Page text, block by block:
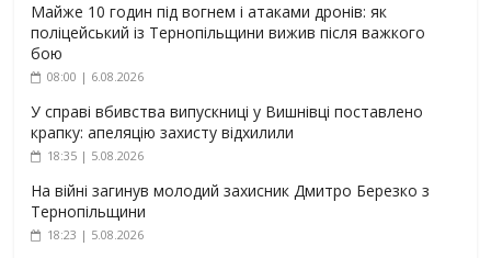
Майже 10 годин під вогнем і атаками дронів: як
поліцейський із Тернопільщини вижив після важкого
бою
08:00 | 6.08.2026
У справі вбивства випускниці у Вишнівці поставлено
крапку: апеляцію захисту відхилили
18:35 | 5.08.2026
На війні загинув молодий захисник Дмитро Березко з
Тернопільщини
18:23 | 5.08.2026